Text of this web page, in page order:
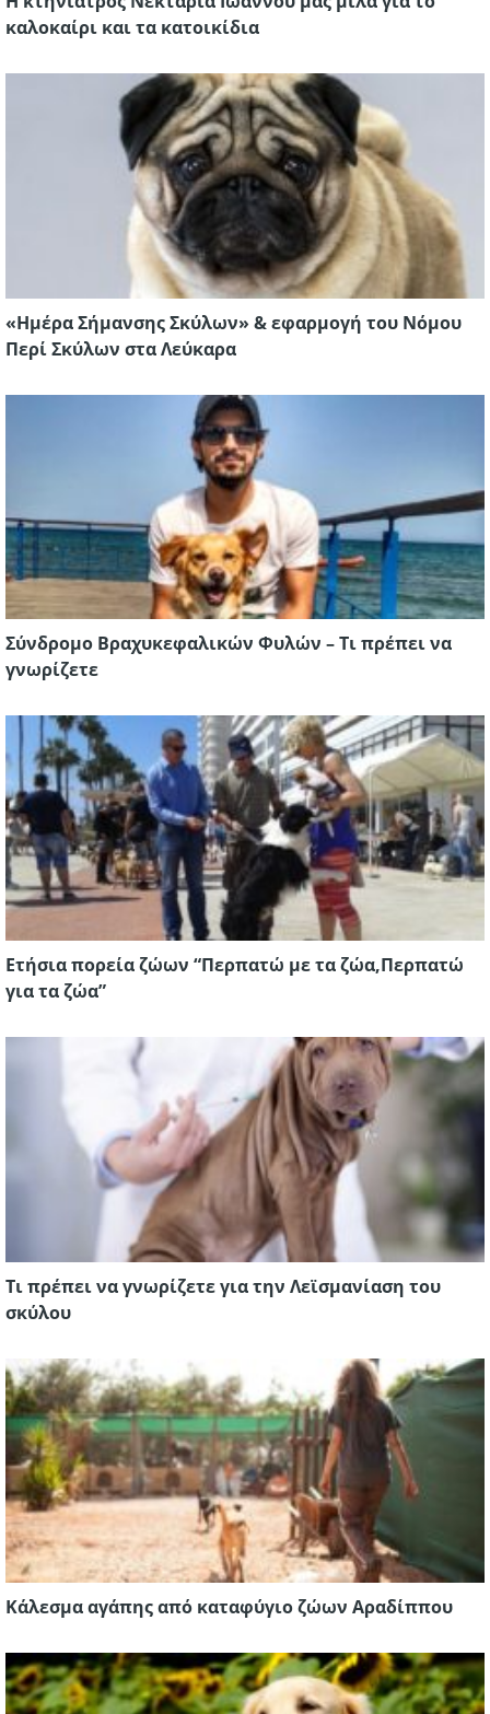
καλοκαίρι και τα κατοικίδια
«Ημέρα Σήμανσης Σκύλων» & εφαρμογή του Νόμου
Περί Σκύλων στα Λεύκαρα
Σύνδρομο Βραχυκεφαλικών Φυλών – Τι πρέπει να
γνωρίζετε
Ετήσια πορεία ζώων “Περπατώ με τα ζώα,Περπατώ
για τα ζώα”
Τι πρέπει να γνωρίζετε για την Λεϊσμανίαση του
σκύλου
Κάλεσμα αγάπης από καταφύγιο ζώων Αραδίππου